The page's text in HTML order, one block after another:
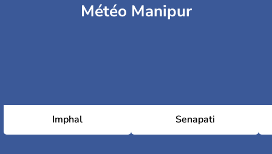
Météo Manipur
Imphal Senapati